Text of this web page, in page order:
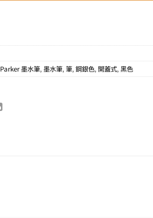
Parker 墨水筆,墨水筆,筆,鋼銀色, 開蓋式,黑色